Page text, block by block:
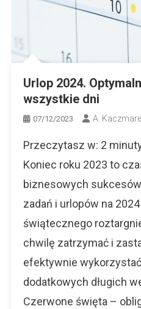
Urlop 2024.
wszystkie dni
07/12/2023 A.
Przeczytasz w: 2
Koniec roku 2023 to
biznesowych
zadań i urlopów na
świątecznego
chwilę zatrzymać i
efektywnie
dodatkowych długich
Czerwone święta –